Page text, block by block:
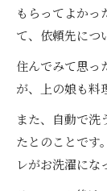
もらってよかっ
て、依頼先につ
住んでみて思っ
が、上の娘も料
また、自動で洗
たとのことです
レがお洗濯にな